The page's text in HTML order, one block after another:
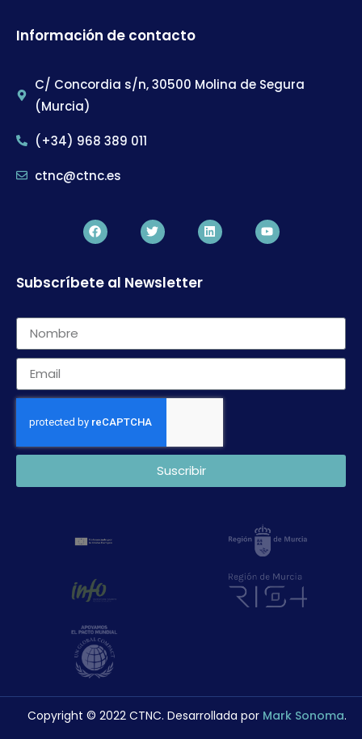
Información de contacto
C/ Concordia s/n, 30500 Molina de Segura
(Murcia)
(+34) 968 389 011
ctnc@ctnc.es
Subscríbete al Newsletter
Suscribir
Copyright © 2022 CTNC. Desarrollada por Mark Sonoma.